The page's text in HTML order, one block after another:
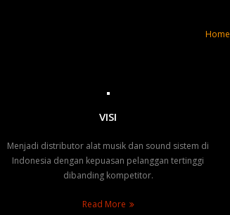
Home
VISI
Menjadi distributor alat musik dan sound sistem di
Indonesia dengan kepuasan pelanggan tertinggi
dibanding kompetitor.
Read More